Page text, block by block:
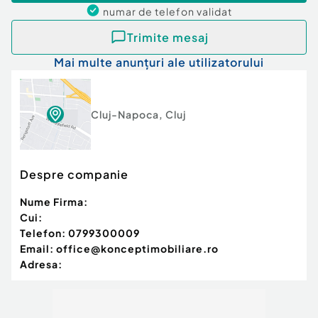
Clasă birouri:A
Casă/Vilă
numar de telefon validat
Trimite mesaj
Mai multe anunțuri ale utilizatorului
Cluj-Napoca, Cluj
Despre companie
Nume Firma:
Cui:
Telefon: 0799300009
Email: office@konceptimobiliare.ro
Adresa: